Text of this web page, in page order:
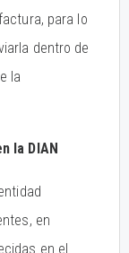
para lo
dentro de
la
la DIAN
en
en el